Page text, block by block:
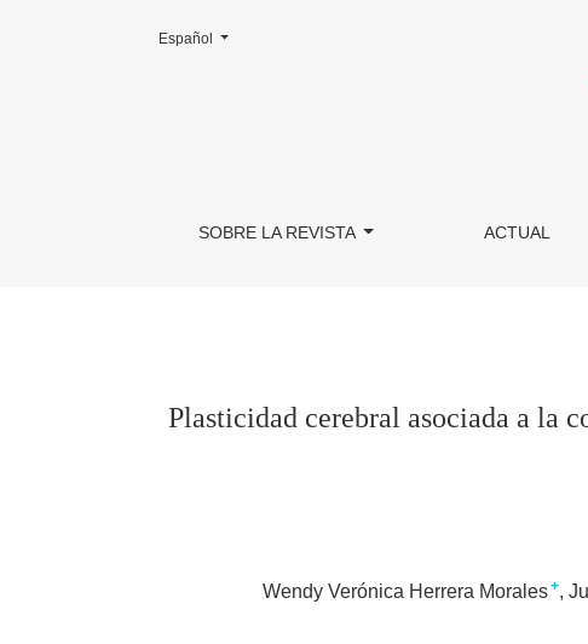
Plasticidad cerebral asociada a la conducta
SOBRE LA REVISTA ACTUAL
Cambiar el idioma. El actual es:
Español
Plasticidad cerebral asociada a la
Wendy Verónica Herrera Morales+